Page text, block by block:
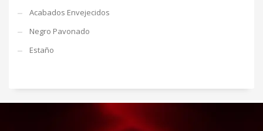
Acabados Envejecidos
Negro Pavonado
Estaño